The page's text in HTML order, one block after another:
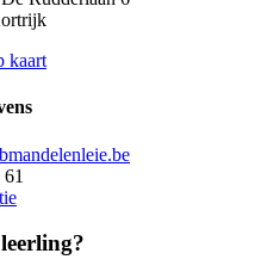
kaart